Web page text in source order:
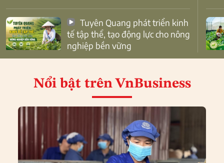
tế tập thể, tạo động lực cho nông
nghiệp bền vững
Nổi bật trên VnBusiness